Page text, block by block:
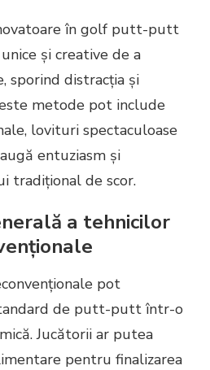
în golf putt-putt
și creative de a
sporind distracția și
metode pot include
lovituri spectaculoase
entuziasm și
tradițional de scor.
a tehnicilor
pot
de putt-putt într-o
Jucătorii ar putea
pentru finalizarea